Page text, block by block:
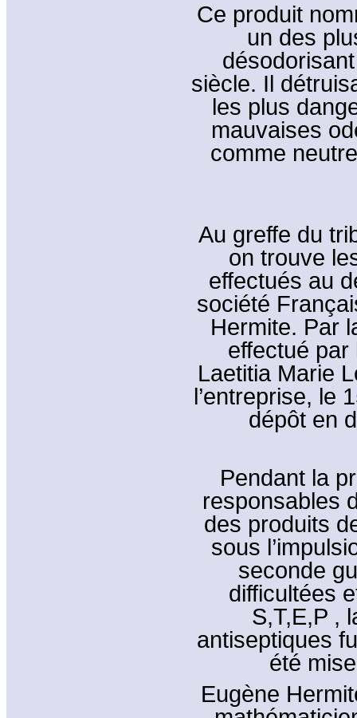
Ce produit
un des
siècle. Il
les plus
mauvaises
comme
Au greffe du
on trouve
effectués au
société
Hermite. Par
effectué par
Laetitia Marie
l’entreprise, le
dépôt en
Pendant la
responsables
des produits
sous
seconde
difficultées
S,T,E,P ,
antiseptiques
été
Eugène